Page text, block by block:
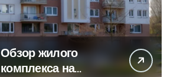
Обзор жилого
комплекса на